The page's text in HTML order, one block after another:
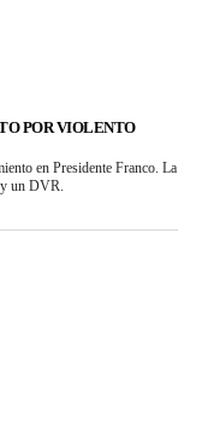
POR VIOLENTO
en Presidente Franco. La
y un DVR.